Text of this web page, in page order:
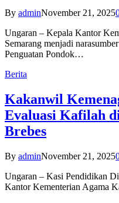
By adminNovember 21, 2025
Ungaran – Kepala Kantor
Semarang menjadi
Penguatan Pondok…
Berita
Kakanwil
Evaluasi Kafilah
Brebes
By adminNovember 21, 2025
Ungaran – Kasi Pendidikan
Kantor Kementerian Agama